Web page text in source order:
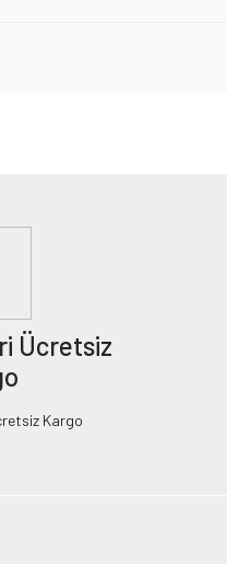
Ücretsiz
Kargo